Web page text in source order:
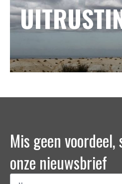
Mis geen
onze nieuwsbrief
Naam